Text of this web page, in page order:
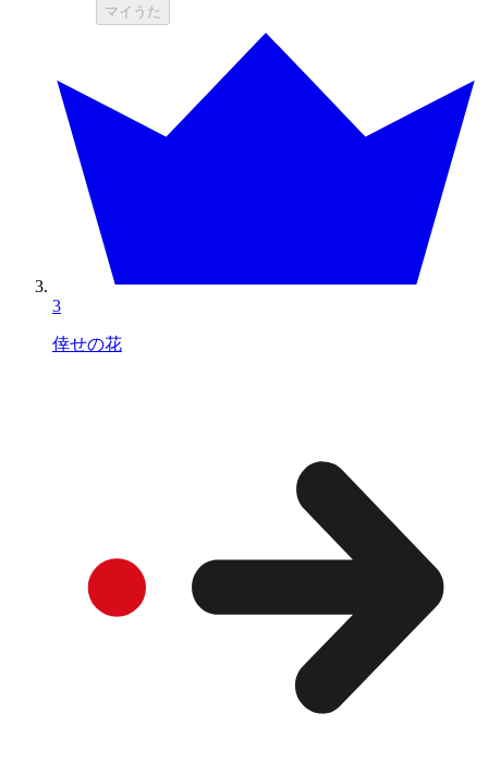
マイうた
3
倖せの花